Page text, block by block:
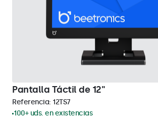
Pantalla Táctil de 12"
Referencia: 12TS7
100+ uds. en existencias